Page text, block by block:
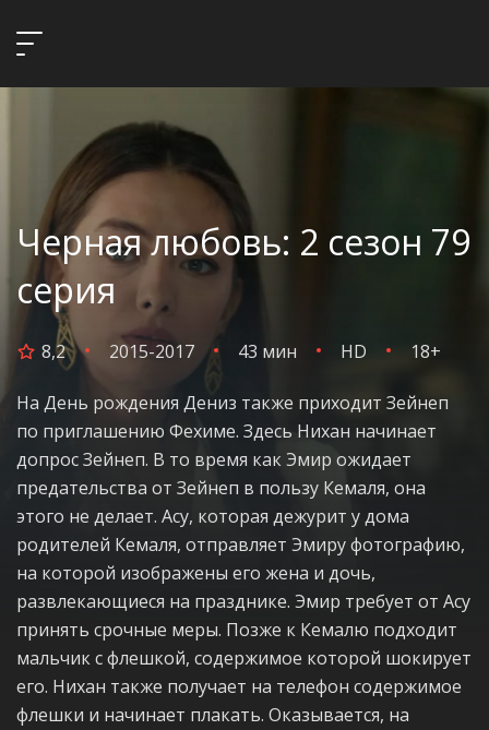
Черная любовь: 2 сезон 79
серия
8,2 2015-2017 43 мин HD 18+
На День рождения Дениз также приходит Зейнеп
по приглашению Фехиме. Здесь Нихан начинает
допрос Зейнеп. В то время как Эмир ожидает
предательства от Зейнеп в пользу Кемаля, она
этого не делает. Асу, которая дежурит у дома
родителей Кемаля, отправляет Эмиру фотографию,
на которой изображены его жена и дочь,
развлекающиеся на празднике. Эмир требует от Асу
принять срочные меры. Позже к Кемалю подходит
мальчик с флешкой, содержимое которой шокирует
его. Нихан также получает на телефон содержимое
флешки и начинает плакать. Оказывается, на